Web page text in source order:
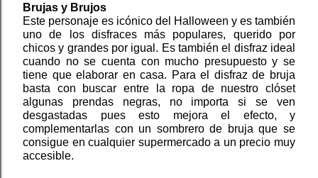
Brujas y Brujos
Este personaje es icónico del Halloween y es también
uno de los disfraces más populares, querido por
chicos y grandes por igual. Es también el disfraz ideal
cuando no se cuenta con mucho presupuesto y se
tiene que elaborar en casa. Para el disfraz de bruja
basta con buscar entre la ropa de nuestro clóset
algunas prendas negras, no importa si se ven
desgastadas pues esto mejora el efecto, y
complementarlas con un sombrero de bruja que se
consigue en cualquier supermercado a un precio muy
accesible.